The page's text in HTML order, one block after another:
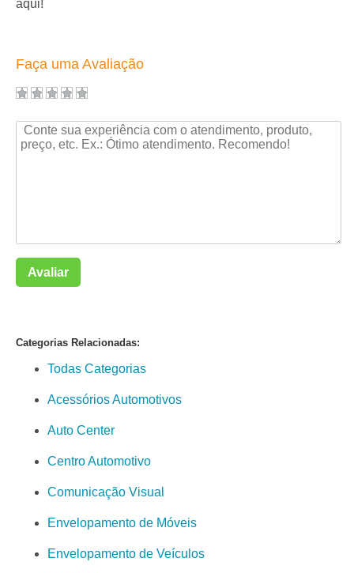
aqui!
Faça uma Avaliação
Avaliar
Categorias Relacionadas:
Todas Categorias
Acessórios Automotivos
Auto Center
Centro Automotivo
Comunicação Visual
Envelopamento de Móveis
Envelopamento de Veículos